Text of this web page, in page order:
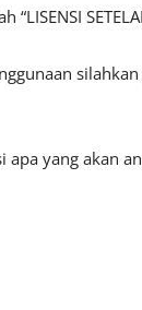
apa yang akan